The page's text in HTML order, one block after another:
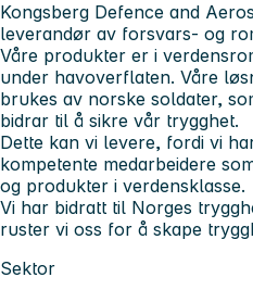
Kongsberg Defence and
leverandør av forsvars- og
Våre produkter er i
under havoverflaten. Våre
brukes av norske soldater,
bidrar til å sikre vår trygghet.
Dette kan vi levere, fordi vi
kompetente medarbeidere
og produkter i verdensklasse.
Vi har bidratt til Norges
ruster vi oss for å skape
Sektor